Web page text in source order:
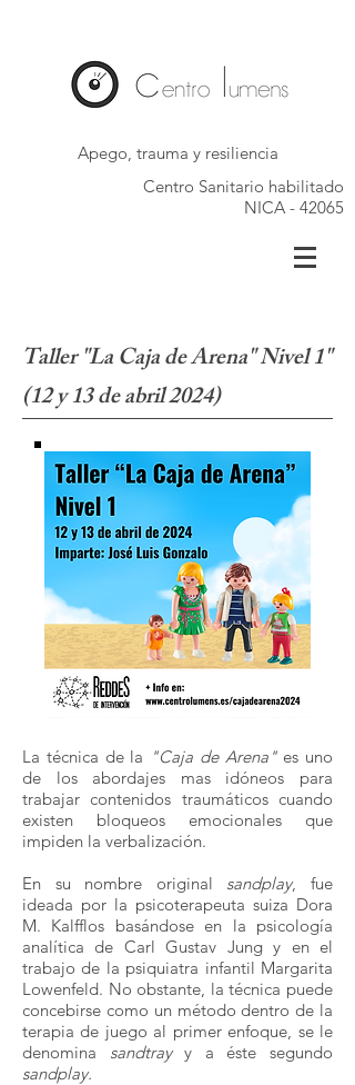
Apego, trauma y resiliencia
Centro Sanitario habilitado
NICA - 42065
Taller "La Caja de Arena" Nivel 1"
(12 y 13 de abril 2024)
La técnica de la "Caja de Arena"es uno
de los abordajes mas idóneos para
trabajar contenidos traumáticos cuando
existen bloqueos emocionales que
impiden la verbalización.
En su nombre original sandplay, fue
ideada por la psicoterapeuta suiza Dora
M. Kalfflos basándose en la psicología
analítica de Carl Gustav Jung y en el
trabajo de la psiquiatra infantil Margarita
Lowenfeld. No obstante, la técnica puede
concebirse como un método dentro de la
terapia de juego al primer enfoque, se le
denomina sandtrayy a éste segundo
sandplay.